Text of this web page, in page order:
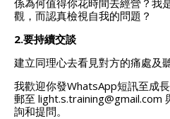
觀，而認真檢視自我的問題？
2.要持續交談
建立同理心去看見對方的痛處及
我歡迎你發WhatsApp短訊至成
郵至 light.s.training@gmail.com
詢和提問。